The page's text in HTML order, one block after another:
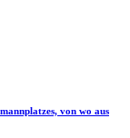
von wo aus